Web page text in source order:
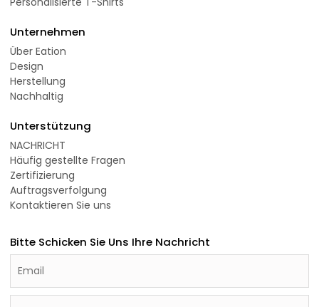
Unternehmen
Über Eation
Design
Herstellung
Nachhaltig
Unterstützung
NACHRICHT
Häufig gestellte Fragen
Zertifizierung
Auftragsverfolgung
Kontaktieren Sie uns
Bitte Schicken Sie Uns Ihre Nachricht